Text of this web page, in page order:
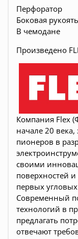
Перфоратор
Боковая рукоять
В чемодане
Произведено
Компания Flex
начале 20
пионеров в
своими
поверхностей
первых
Современный
технологий в
предлагать
отвечают